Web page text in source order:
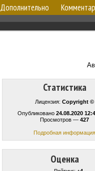
Дополнительно
Статистика
Лицензия: Copyright ©
Опубликовано 24.08.2020
Просмотров — 427
Подробная информация
Оценка